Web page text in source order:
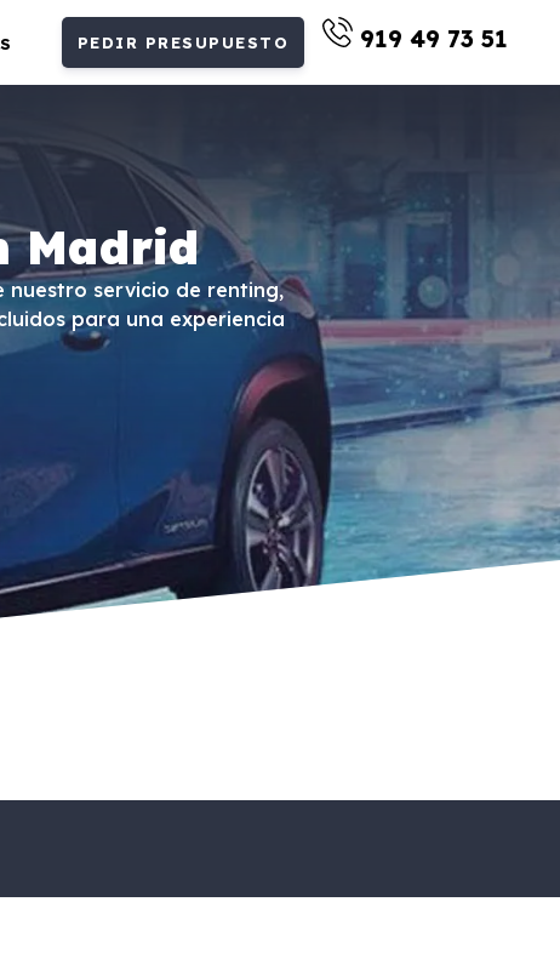
PEDIR PRESUPUESTO 919 49 73 51
Madrid
nuestro servicio de renting,
para una experiencia